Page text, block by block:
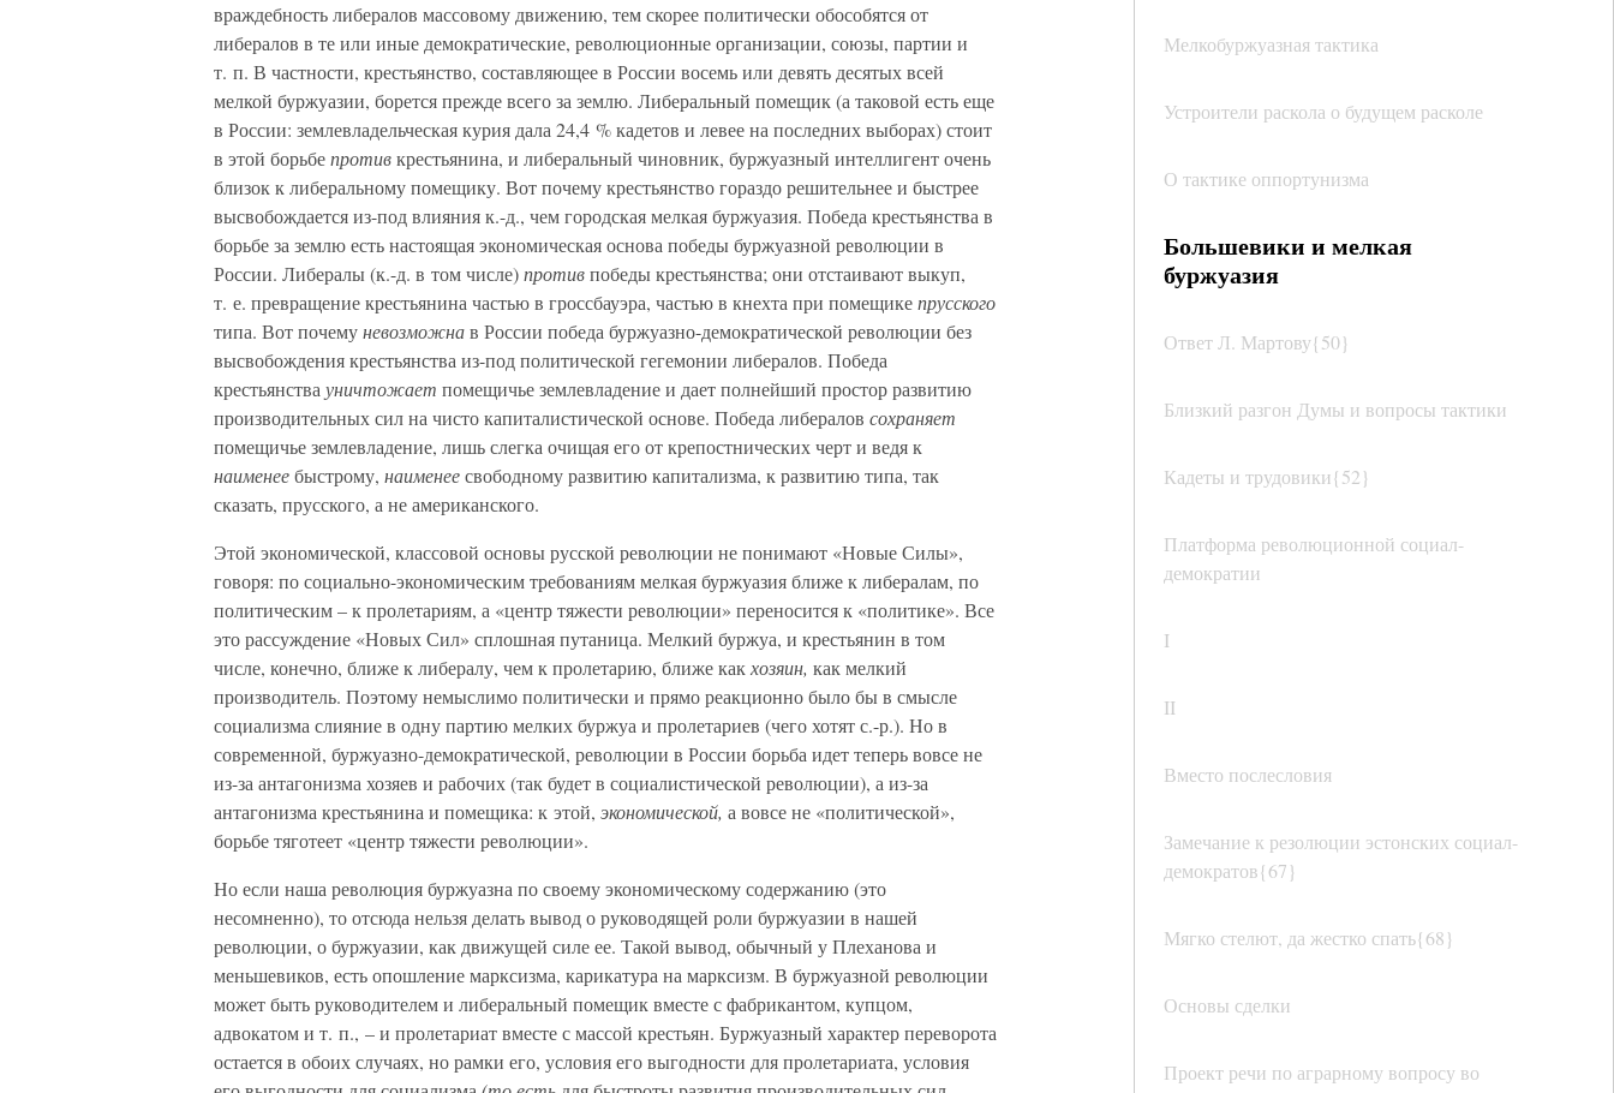
Мелкобуржуазная тактика
Устроители раскола о будущем расколе
О тактике оппортунизма
Большевики и мелкая
буржуазия
Ответ Л. Мартову{50}
Близкий разгон Думы и вопросы тактики
Кадеты и трудовики{52}
Платформа революционной социал-
демократии
I
II
Вместо послесловия
Замечание к резолюции эстонских социал-
демократов{67}
Мягко стелют, да жестко спать{68}
Основы сделки
Проект речи по аграрному вопросу во
враждебность либералов массовому движению, тем скорее политически обособятся от
либералов в те или иные демократические, революционные организации, союзы, партии и
т. п. В частности, крестьянство, составляющее в России восемь или девять десятых всей
мелкой буржуазии, борется прежде всего за землю. Либеральный помещик (а таковой есть еще
в России: землевладельческая курия дала 24,4 % кадетов и левее на последних выборах) стоит
в этой борьбепротивкрестьянина, и либеральный чиновник, буржуазный интеллигент очень
близок к либеральному помещику. Вот почему крестьянство гораздо решительнее и быстрее
высвобождается из-под влияния к.-д., чем городская мелкая буржуазия. Победа крестьянства в
борьбе за землю есть настоящая экономическая основа победы буржуазной революции в
России. Либералы (к.-д. в том числе)противпобеды крестьянства; они отстаивают выкуп,
т. е. превращение крестьянина частью в гроссбауэра, частью в кнехта при помещикепрусского
типа. Вот почемуневозможнав России победа буржуазно-демократической революции без
высвобождения крестьянства из-под политической гегемонии либералов. Победа
крестьянства уничтожает помещичье землевладение и дает полнейший простор развитию
производительных сил на чисто капиталистической основе. Победа либералов сохраняет
помещичье землевладение, лишь слегка очищая его от крепостнических черт и ведя к
наименеебыстрому, наименеесвободному развитию капитализма, к развитию типа, так
сказать, прусского, а не американского.
Этой экономической, классовой основы русской революции не понимают «Новые Силы»,
говоря: по социально-экономическим требованиям мелкая буржуазия ближе к либералам, по
политическим – к пролетариям, а «центр тяжести революции» переносится к «политике». Все
это рассуждение «Новых Сил» сплошная путаница. Мелкий буржуа, и крестьянин в том
числе, конечно, ближе к либералу, чем к пролетарию, ближе какхозяин, как мелкий
производитель. Поэтому немыслимо политически и прямо реакционно было бы в смысле
социализма слияние в одну партию мелких буржуа и пролетариев (чего хотят с.-р.). Но в
современной, буржуазно-демократической, революции в России борьба идет теперь вовсе не
из-за антагонизма хозяев и рабочих (так будет в социалистической революции), а из-за
антагонизма крестьянина и помещика: к этой, экономической, а вовсе не «политической»,
борьбе тяготеет «центр тяжести революции».
Но если наша революция буржуазна по своему экономическому содержанию (это
несомненно), то отсюда нельзя делать вывод о руководящей роли буржуазии в нашей
революции, о буржуазии, как движущей силе ее. Такой вывод, обычный у Плеханова и
меньшевиков, есть опошление марксизма, карикатура на марксизм. В буржуазной революции
может быть руководителем и либеральный помещик вместе с фабрикантом, купцом,
адвокатом и т. п., – и пролетариат вместе с массой крестьян. Буржуазный характер переворота
остается в обоих случаях, но рамки его, условия его выгодности для пролетариата, условия